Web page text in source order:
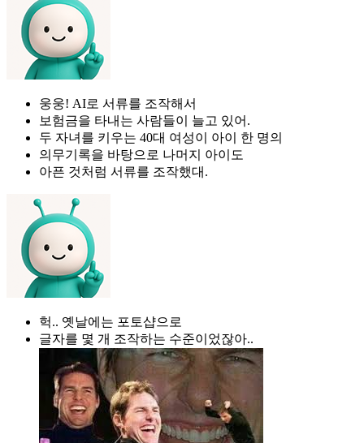
웅웅! AI로 서류를 조작해서
보험금을 타내는 사람들이 늘고 있어.
두 자녀를 키우는 40대 여성이 아이 한 명의
의무기록을 바탕으로 나머지 아이도
아픈 것처럼 서류를 조작했대.
헉.. 옛날에는 포토샵으로
글자를 몇 개 조작하는 수준이었잖아..